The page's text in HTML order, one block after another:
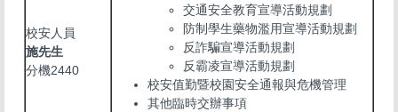
校安人員
施先生
分機2440
交通安全教育宣導活動規劃
防制學生藥物濫用宣導活動規劃
反詐騙宣導活動規劃
反霸凌宣導活動規劃
校安值勤暨校園安全通報與危機管理
其他臨時交辦事項